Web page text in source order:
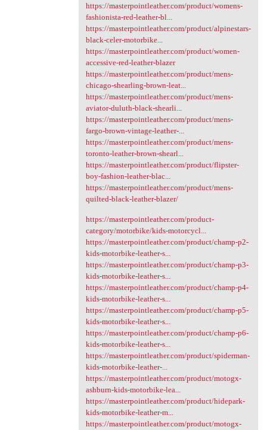
https://masterpointleather.com/product/womens-
fashionista-red-leather-bl...
https://masterpointleather.com/product/alpinestars-
black-celer-motorbike...
https://masterpointleather.com/product/women-
accessive-red-leather-blazer
https://masterpointleather.com/product/mens-
chicago-shearling-brown-leat...
https://masterpointleather.com/product/mens-
aviator-duluth-black-shearli...
https://masterpointleather.com/product/mens-
fargo-brown-vintage-leather-...
https://masterpointleather.com/product/mens-
toronto-leather-brown-shearl...
https://masterpointleather.com/product/flipster-
boy-fashion-leather-blac...
https://masterpointleather.com/product/mens-
quilted-black-leather-blazer/
https://masterpointleather.com/product-
category/motorbike/kids-motorcycl...
https://masterpointleather.com/product/champ-p2-
kids-motorbike-leather-s...
https://masterpointleather.com/product/champ-p3-
kids-motorbike-leather-s...
https://masterpointleather.com/product/champ-p4-
kids-motorbike-leather-s...
https://masterpointleather.com/product/champ-p5-
kids-motorbike-leather-s...
https://masterpointleather.com/product/champ-p6-
kids-motorbike-leather-s...
https://masterpointleather.com/product/spiderman-
kids-motorbike-leather-...
https://masterpointleather.com/product/motogx-
ashburn-kids-motorbike-lea...
https://masterpointleather.com/product/hidepark-
kids-motorbike-leather-m...
https://masterpointleather.com/product/motogx-